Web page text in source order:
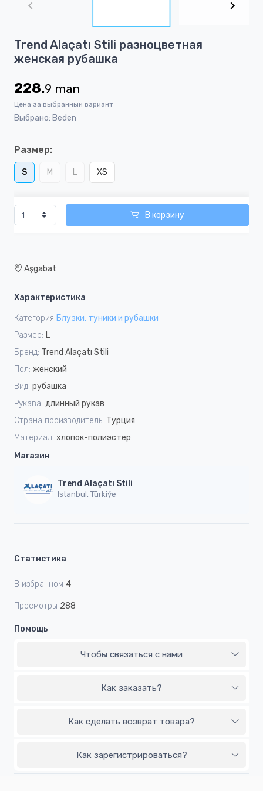
1
of
Trend Alaçatı Stili разноцветная
женская рубашка
228.9 man
Цена за выбранный вариант
Выбрано: Beden
Размер:
S M L XS
В корзину
Aşgabat
Характеристика
Категория Блузки, туники и рубашки
Размер: L
Бренд: Trend Alaçatı Stili
Пол: женский
Вид: рубашка
Рукава: длинный рукав
Страна производитель: Турция
Материал: хлопок-полиэстер
Магазин
Trend Alaçatı Stili
Istanbul, Türkiýe
Статистика
В избранном 4
Просмотры 288
Помощь
Чтобы связаться с нами
Как заказать?
Как сделать возврат товара?
Как зарегистрироваться?